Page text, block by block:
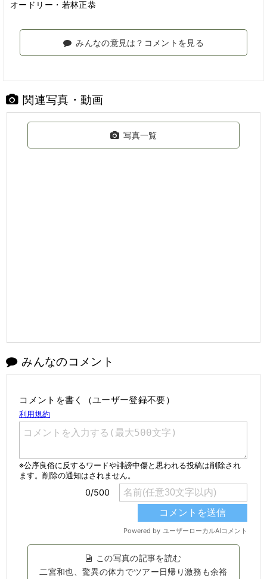
オードリー・若林正恭
みんなの意見は？コメントを見る
関連写真・動画
写真一覧
みんなのコメント
コメントを書く（ユーザー登録不要）
この写真の記事を読む
二宮和也、驚異の体力でツアー日帰り激務も余裕